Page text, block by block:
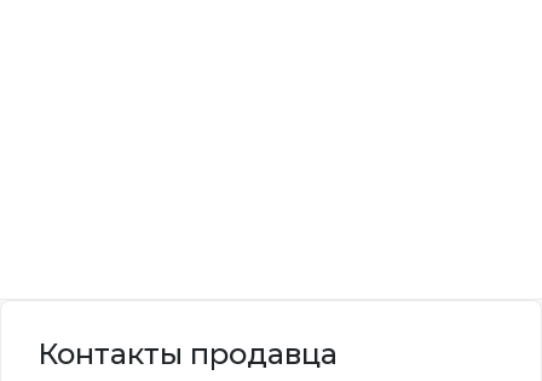
Контакты продавца